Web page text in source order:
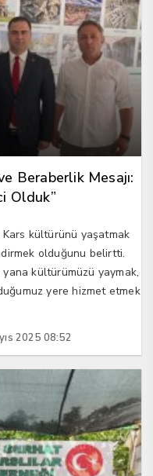
Beraberlik Mesajı:
Olduk”
Kars kültürünü yaşatmak
olduğunu belirtti.
kültürümüzü yaymak,
yere hizmet etmek
2025 08:52